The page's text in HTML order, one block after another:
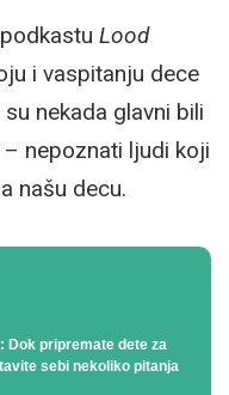
Lood
i vaspitanju dece
nekada glavni bili
nepoznati ljudi koji
našu decu.
Dok pripremate dete za
sebi nekoliko pitanja